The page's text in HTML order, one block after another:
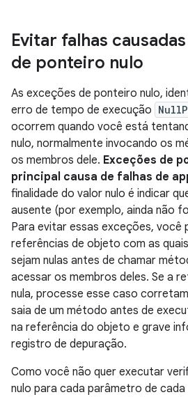
Evitar falhas
de ponteiro nulo
As exceções de ponteiro nulo,
erro de tempo de execução
ocorrem quando você está
nulo, normalmente invocando os
os membros dele. Exceções de
principal causa de falhas de
finalidade do valor nulo é indicar
ausente (por exemplo, ainda não
Para evitar essas exceções, você
referências de objeto com as
sejam nulas antes de chamar
acessar os membros deles. Se a
nula, processe esse caso
saia de um método antes de
na referência do objeto e grave
registro de depuração.
Como você não quer executar
nulo para cada parâmetro de